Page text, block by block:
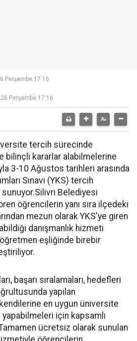
Perşembe 17:16
Perşembe 17:16
tercih sürecinde
bilinçli kararlar alabilmelerine
3-10 Ağustos tarihleri arasında
Sınavı (YKS) tercih
sunuyor.Silivri Belediyesi
öğrencilerin yanı sıra ilçedeki
mezun olarak YKS'ye giren
danışmanlık hizmeti
eşliğinde birebir
başarı sıralamaları, hedefleri
yapılan
en uygun üniversite
için kapsamlı
ücretsiz olarak sunulan